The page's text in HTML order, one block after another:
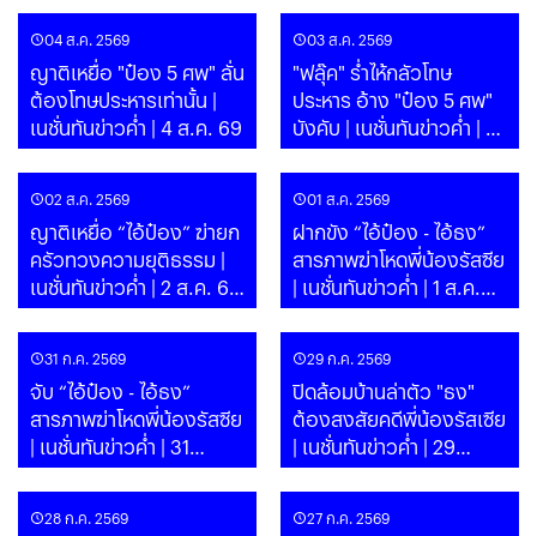
04 ส.ค. 2569
ญาติเหยื่อ "ป๋อง 5 ศพ" ลั่น
ต้องโทษประหารเท่านั้น |
เนชั่นทันข่าวค่ำ | 4 ส.ค. 69
03 ส.ค. 2569
"ฟลุ๊ค" ร่ำไห้กลัวโทษ
ประหาร อ้าง "ป๋อง 5 ศพ"
บังคับ | เนชั่นทันข่าวค่ำ | 3
ส.ค. 69
02 ส.ค. 2569
ญาติเหยื่อ “ไอ้ป๋อง” ฆ่ายก
ครัวทวงความยุติธรรม |
เนชั่นทันข่าวค่ำ | 2 ส.ค. 69
| PART
01 ส.ค. 2569
ฝากขัง “ไอ้ป๋อง - ไอ้ธง”
สารภาพฆ่าโหดพี่น้องรัสซีย
| เนชั่นทันข่าวค่ำ | 1 ส.ค.
69 | PART
31 ก.ค. 2569
จับ “ไอ้ป๋อง - ไอ้ธง”
สารภาพฆ่าโหดพี่น้องรัสซีย
| เนชั่นทันข่าวค่ำ | 31
ก.ค.69 | PART
29 ก.ค. 2569
ปิดล้อมบ้านล่าตัว "ธง"
ต้องสงสัยคดีพี่น้องรัสเซีย
| เนชั่นทันข่าวค่ำ | 29
ก.ค.69 | PART
28 ก.ค. 2569 27 ก.ค. 2569